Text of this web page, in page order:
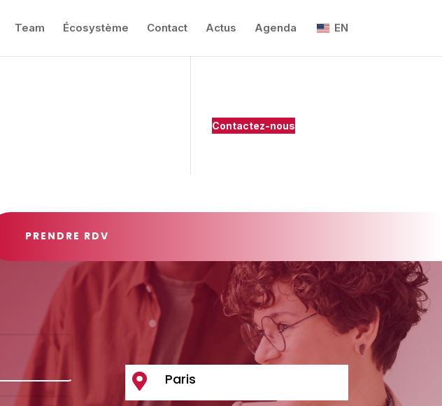
Team Écosystème Contact Actus Agenda EN
Contactez-nous
PRENDRE RDV
 Paris